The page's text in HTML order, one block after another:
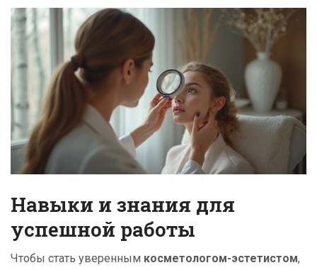
Навыки и знания для
успешной работы
Чтобы стать уверенным косметологом-эстетистом,